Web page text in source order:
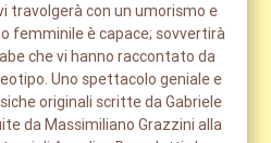
travolgerà con un umorismo e
femminile è capace; sovvertirà
che vi hanno raccontato da
Uno spettacolo geniale e
originali scritte da Gabriele
da Massimiliano Grazzini alla